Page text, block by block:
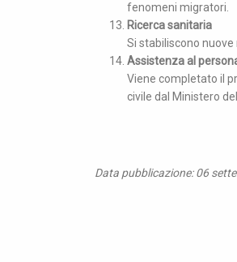
fenomeni migratori.
Ricerca sanitaria
Si stabiliscono
Assistenza al
Viene completato il
civile dal Ministero
Data pubblicazione: 06